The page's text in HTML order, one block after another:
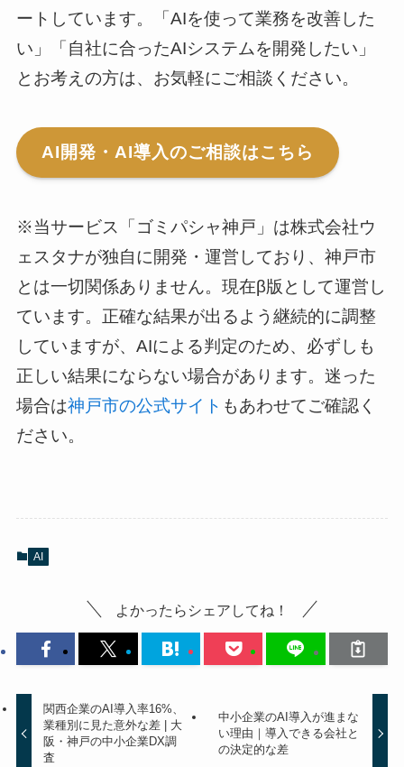
ートしています。「AIを使って業務を改善した
い」「自社に合ったAIシステムを開発したい」
とお考えの方は、お気軽にご相談ください。
AI開発・AI導入のご相談はこちら
※当サービス「ゴミパシャ神戸」は株式会社ウ
ェスタナが独自に開発・運営しており、神戸市
とは一切関係ありません。現在β版として運営し
ています。正確な結果が出るよう継続的に調整
していますが、AIによる判定のため、必ずしも
正しい結果にならない場合があります。迷った
場合は神戸市の公式サイト もあわせてご確認く
ださい。
AI
よかったらシェアしてね！
関西企業のAI導入率16%、
業種別に見た意外な差 | 大
阪・神戸の中小企業DX調
査
中小企業のAI導入が進まな
い理由｜導入できる会社と
の決定的な差